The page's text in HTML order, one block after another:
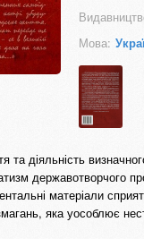
Мова:
та діяльність
державотворчого
матеріали
яка уособлює